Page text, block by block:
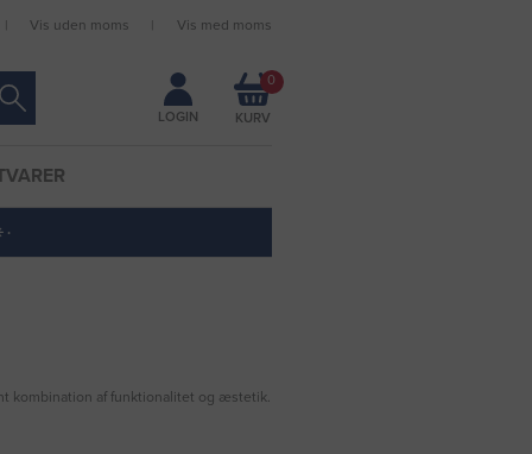
Forbliv logget ind
Vis uden moms Vis med moms
LOGIN
0
kombination af funktionalitet og æstetik.